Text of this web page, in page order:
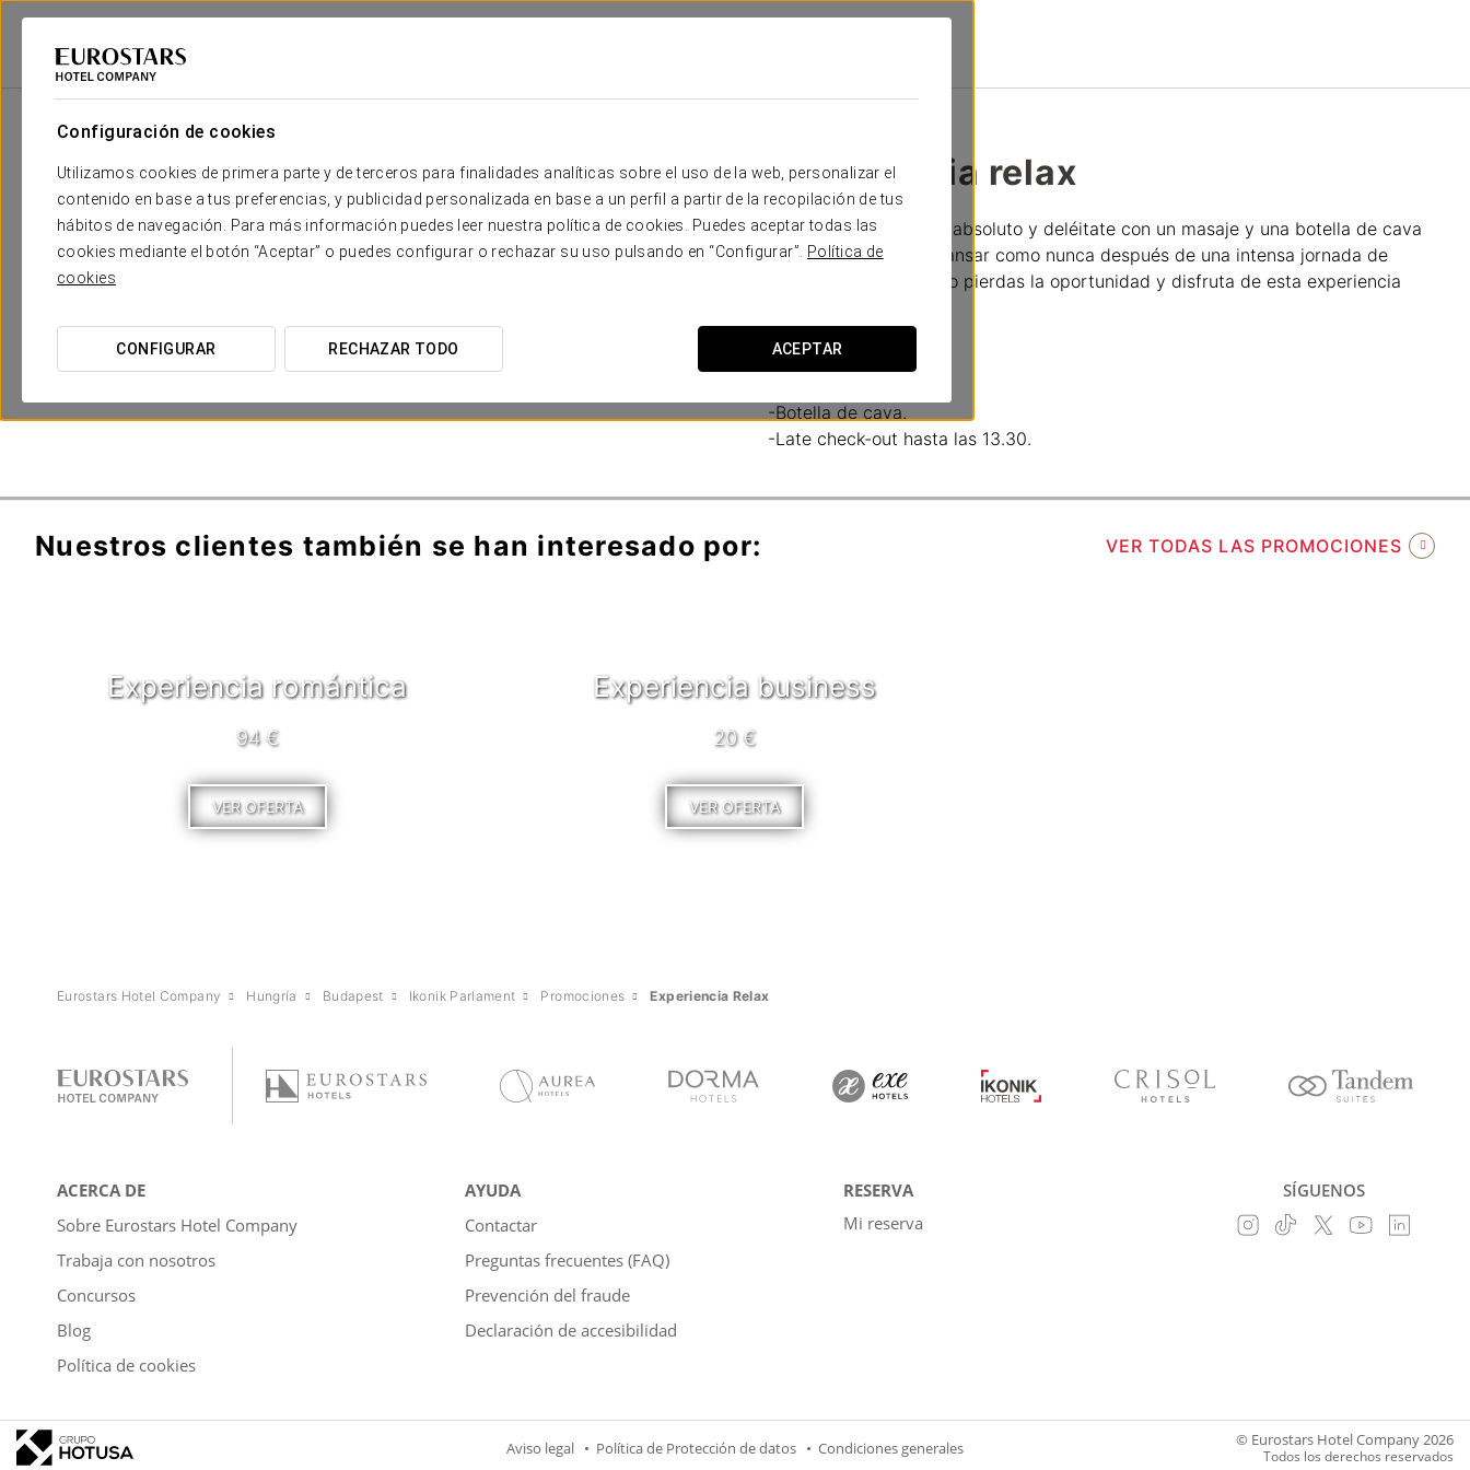
Configuración de cookies
Utilizamos cookies de primera parte y de terceros para finalidades analíticas sobre el uso de la web, personalizar el
contenido en base a tus preferencias, y publicidad personalizada en base a un perfil a partir de la recopilación de tus
hábitos de navegación. Para más información puedes leer nuestra política de cookies. Puedes aceptar todas las
cookies mediante el botón “Aceptar” o puedes configurar o rechazar su uso pulsando en “Configurar”.
Política de
cookies
CONFIGURAR RECHAZAR TODO ACEPTAR
Eurostars Hotel Company
Experiencia relax
Disfruta del relax más absoluto y deléitate con un masaje y una botella de cava
que te permitirá descansar como nunca después de una intensa jornada de
visita por la ciudad. No pierdas la oportunidad y disfruta de esta experiencia
Incluye:
-Botella de cava.
-Late check-out hasta las 13.30.
Nuestros clientes también se han interesado por: VER TODAS LAS PROMOCIONES
Experiencia romántica
94 €
VER OFERTA
Experiencia business
20 €
VER OFERTA
Eurostars Hotel Company Hungría Budapest Ikonik Parlament Promociones Experiencia Relax
ACERCA DE
Sobre Eurostars Hotel Company
Trabaja con nosotros
Concursos
Blog
Política de cookies
AYUDA
Contactar
Preguntas frecuentes (FAQ)
Prevención del fraude
Declaración de accesibilidad
RESERVA
Mi reserva
SÍGUENOS
Aviso legal Política de Protección de datos Condiciones generales © Eurostars Hotel Company 2026
Todos los derechos reservados